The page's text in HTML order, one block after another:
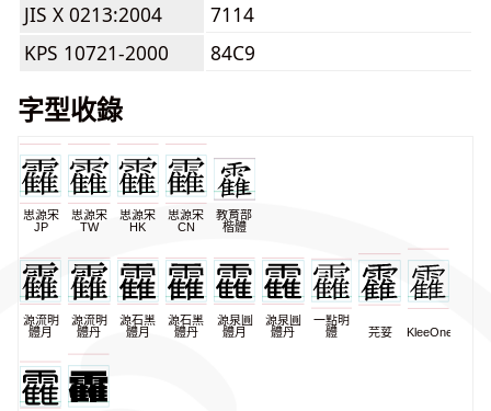
JIS X 0213:2004
7114
KPS 10721-2000
84C9
字型收錄
思源宋
JP
思源宋
TW
思源宋
HK
思源宋
CN
教育部
楷體
源流明
體月
源流明
體丹
源石黑
體月
源石黑
體丹
源泉圓
體月
源泉圓
體丹
一點明
體
芫荽 KleeOne